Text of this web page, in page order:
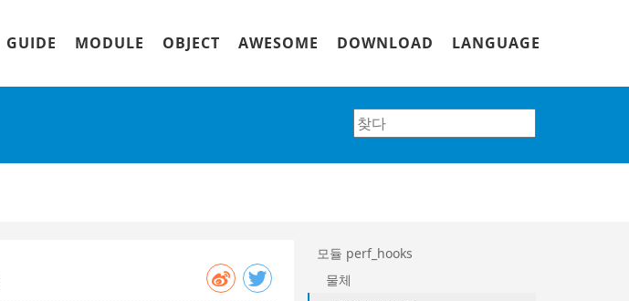
GUIDE MODULE OBJECT AWESOME DOWNLOAD LANGUAGE
모듈 perf_hooks
물체